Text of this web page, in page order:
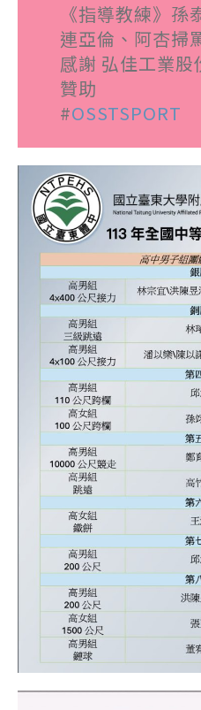
《指導教練》孫
連亞倫、阿杏掃
感謝 弘佳工業
贊助
#OSSTSPORT